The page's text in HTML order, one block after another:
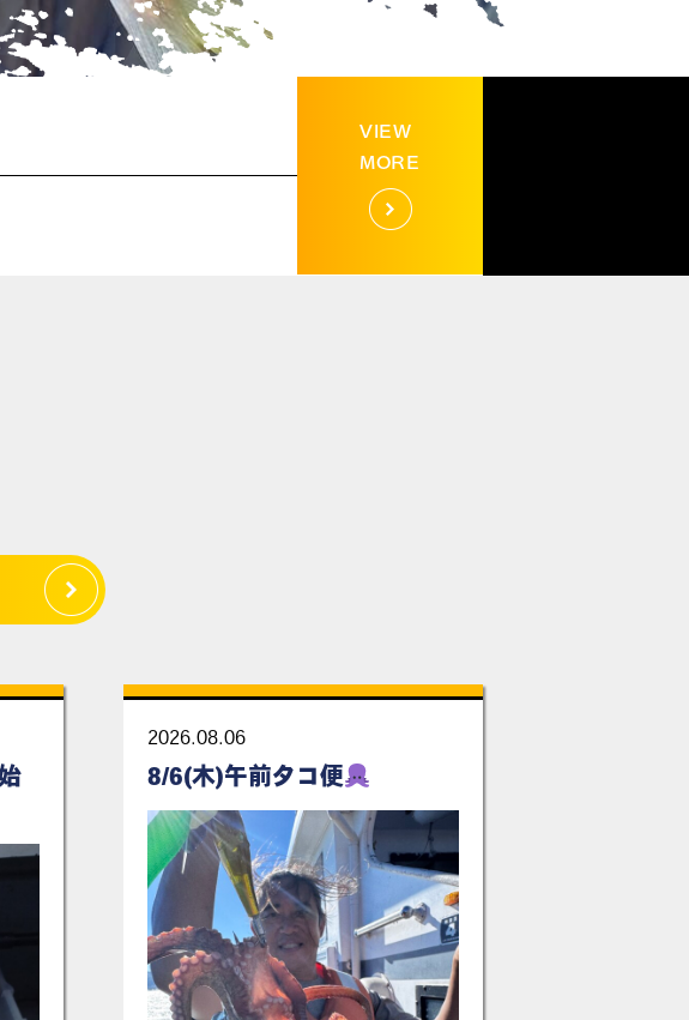
VIEW
MORE
2026.08.06
8/6(木)午前タコ便